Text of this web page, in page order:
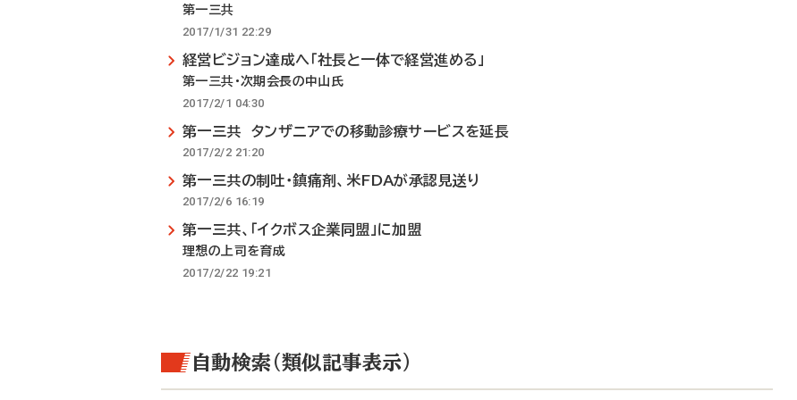
第一三共
2017/1/31 22:29
経営ビジョン達成へ「社長と一体で経営進める」
第一三共・次期会長の中山氏
2017/2/1 04:30
第一三共 タンザニアでの移動診療サービスを延長
2017/2/2 21:20
第一三共の制吐・鎮痛剤、米FDAが承認見送り
2017/2/6 16:19
第一三共、「イクボス企業同盟」に加盟
理想の上司を育成
2017/2/22 19:21
自動検索（類似記事表示）